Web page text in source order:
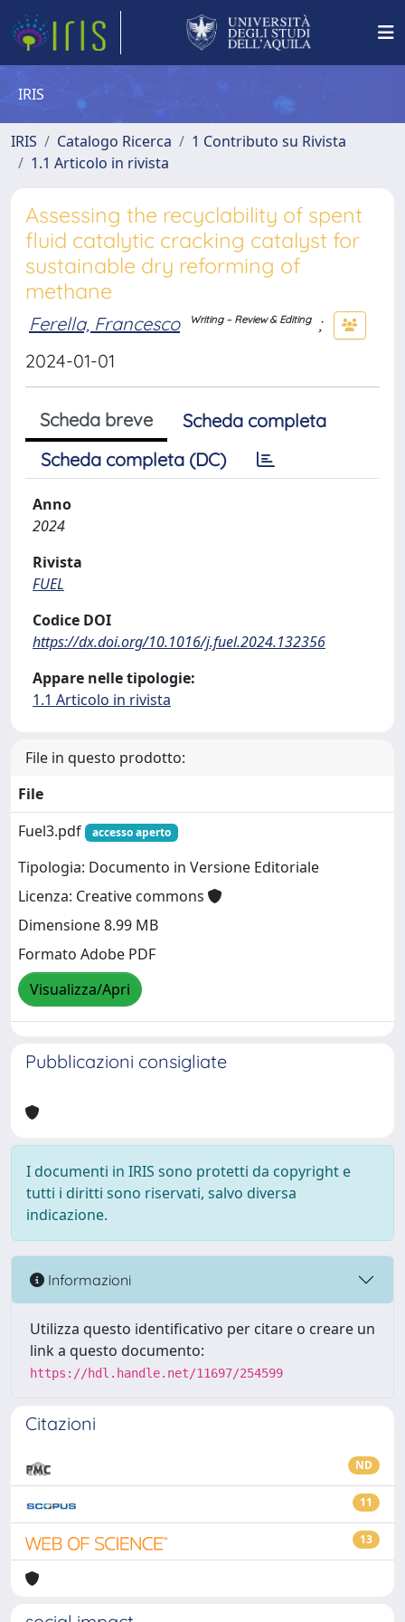
IRIS
IRIS Catalogo Ricerca
1 Contributo su Rivista
1.1 Articolo in rivista
Assessing the recyclability of spent
fluid catalytic cracking catalyst for
sustainable dry reforming of
methane
Ferella, Francesco Writing – Review & Editing
;
2024-01-01
Scheda breve
Scheda completa
Scheda completa (DC)
Anno
2024
Rivista
FUEL
Codice DOI
https://dx.doi.org/10.1016/j.fuel.2024.132356
Appare nelle tipologie:
1.1 Articolo in rivista
File in questo prodotto:
File
Fuel3.pdf
accesso aperto
Tipologia: Documento in Versione Editoriale
Licenza: Creative commons
Dimensione 8.99 MB
Formato Adobe PDF
Visualizza/Apri
Pubblicazioni consigliate
I documenti in IRIS sono protetti da copyright e
tutti i diritti sono riservati, salvo diversa
indicazione.
Informazioni
Utilizza questo identificativo per citare o creare un
link a questo documento:
https://hdl.handle.net/11697/254599
Citazioni
ND
11
13